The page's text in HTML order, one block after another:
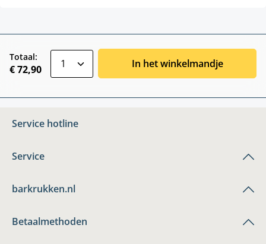
Totaal:
€ 72,90 In het winkelmandje
Service hotline
Service
barkrukken.nl
Betaalmethoden